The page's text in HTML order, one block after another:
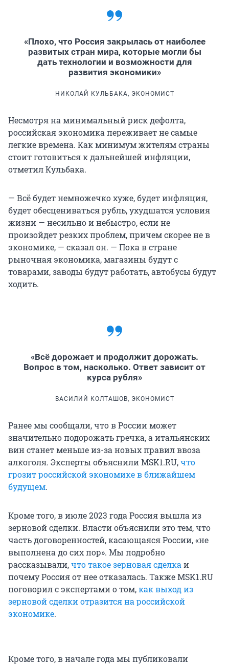
«Плохо, что Россия закрылась от наиболее
развитых стран мира, которые могли бы
дать технологии и возможности для
развития экономики»
НИКОЛАЙ КУЛЬБАКА, ЭКОНОМИСТ
Несмотря на минимальный риск дефолта,
российская экономика переживает не самые
легкие времена. Как минимум жителям страны
стоит готовиться к дальнейшей инфляции,
отметил Кульбака.
— Всё будет немножечко хуже, будет инфляция,
будет обесцениваться рубль, ухудшатся условия
жизни — несильно и небыстро, если не
произойдет резких проблем, причем скорее не в
экономике, — сказал он. — Пока в стране
рыночная экономика, магазины будут с
товарами, заводы будут работать, автобусы будут
ходить.
«Всё дорожает и продолжит дорожать.
Вопрос в том, насколько. Ответ зависит от
курса рубля»
ВАСИЛИЙ КОЛТАШОВ, ЭКОНОМИСТ
Ранее мы сообщали, что в России может
значительно подорожать гречка, а итальянских
вин станет меньше из-за новых правил ввоза
алкоголя. Эксперты объяснили MSK1.RU,что
грозит российской экономике в ближайшем
будущем.
Кроме того, в июле 2023 года Россия вышла из
зерновой сделки. Власти объяснили это тем, что
часть договоренностей, касающаяся России, «не
выполнена до сих пор». Мы подробно
рассказывали,что такое зерновая сделкаи
почему Россия от нее отказалась. Также MSK1.RU
поговорил с экспертами о том,как выход из
зерновой сделки отразится на российской
экономике.
Кроме того, в начале года мы публиковали